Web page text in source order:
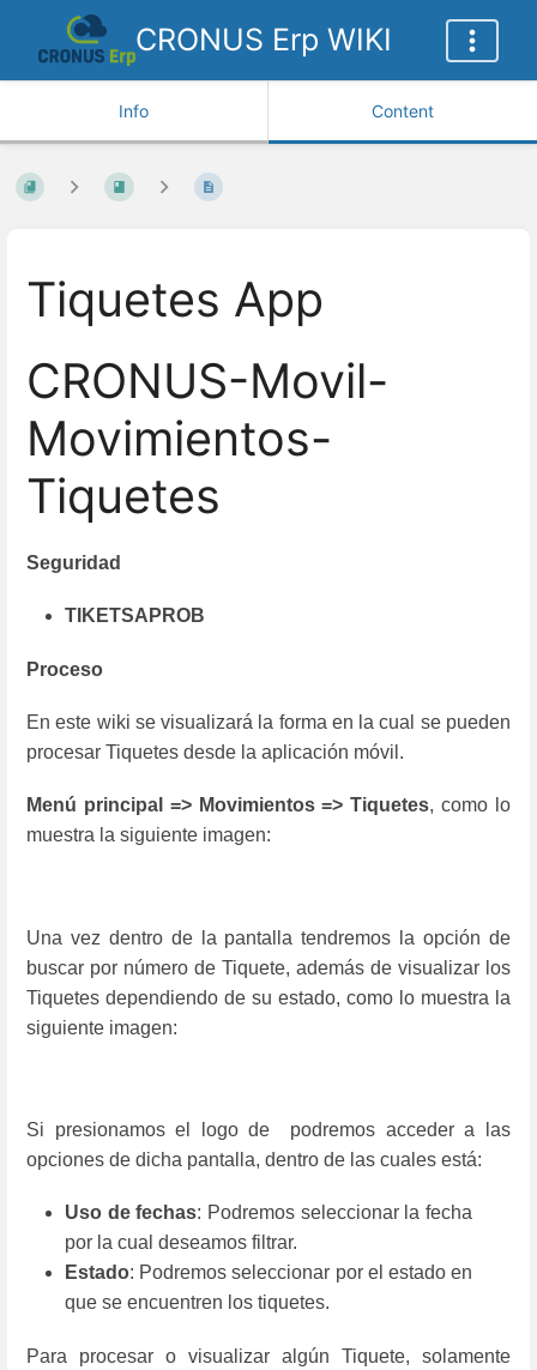
CRONUS Erp WIKI
Info Content
Tiquetes App
CRONUS-Movil-
Movimientos-
Tiquetes
Seguridad
TIKETSAPROB
Proceso
En este wiki se visualizará la forma en la cual se pueden
procesar Tiquetes desde la aplicación móvil.
Menú principal => Movimientos => Tiquetes, como lo
muestra la siguiente imagen:
Una vez dentro de la pantalla tendremos la opción de
buscar por número de Tiquete, además de visualizar los
Tiquetes dependiendo de su estado, como lo muestra la
siguiente imagen:
Si presionamos el logo de podremos acceder a las
opciones de dicha pantalla, dentro de las cuales está:
Uso de fechas: Podremos seleccionar la fecha
por la cual deseamos filtrar.
Estado: Podremos seleccionar por el estado en
que se encuentren los tiquetes.
Para procesar o visualizar algún Tiquete, solamente